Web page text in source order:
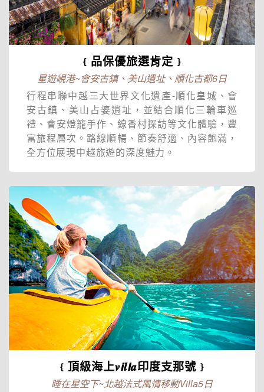
﹛品保優旅選肯定﹜
星遊峴港~會安古鎮、美山遺址、順化古都6日
行程串聯中越三大世界文化遺產-順化皇城、會
安古鎮、美山占婆遺址，並結合順化三輪車巡
禮、會安燈籠手作、線香村探訪等文化體驗，豐
富旅程層次。路線順暢、節奏舒適、內容飽滿，
全方位展現中越旅遊的深度魅力。
﹛頂級海上𝒗𝙞𝒍𝙡𝒂印度支那號﹜
睡在星空下~北越法式風情移動Villa5日